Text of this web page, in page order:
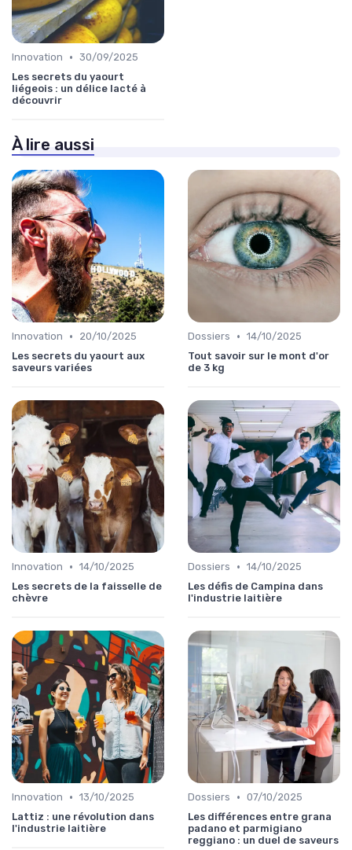
Innovation • 30/09/2025
Les secrets du yaourt
liégeois : un délice lacté à
découvrir
À lire aussi
Innovation •
20/10/2025
Les secrets du yaourt aux
saveurs variées
Dossiers • 14/10/2025
Tout savoir sur le mont d'or
de 3 kg
Innovation • 14/10/2025
Les secrets de la faisselle de
chèvre
Dossiers • 14/10/2025
Les défis de Campina dans
l'industrie laitière
Innovation • 13/10/2025
Lattiz : une révolution dans
l'industrie laitière
Dossiers • 07/10/2025
Les différences entre grana
padano et parmigiano
reggiano : un duel de saveurs